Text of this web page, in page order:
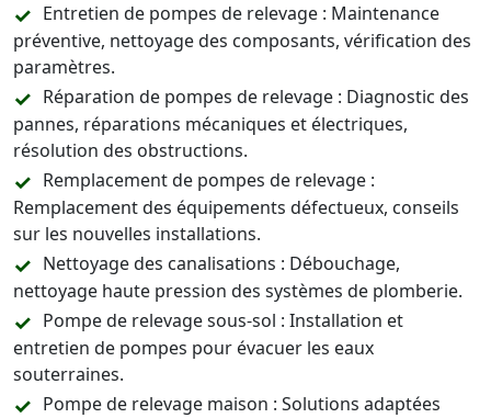
Entretien de pompes de relevage : Maintenance
préventive, nettoyage des composants, vérification des
paramètres.
Réparation de pompes de relevage : Diagnostic des
pannes, réparations mécaniques et électriques,
résolution des obstructions.
Remplacement de pompes de relevage :
Remplacement des équipements défectueux, conseils
sur les nouvelles installations.
Nettoyage des canalisations : Débouchage,
nettoyage haute pression des systèmes de plomberie.
Pompe de relevage sous-sol : Installation et
entretien de pompes pour évacuer les eaux
souterraines.
Pompe de relevage maison : Solutions adaptées